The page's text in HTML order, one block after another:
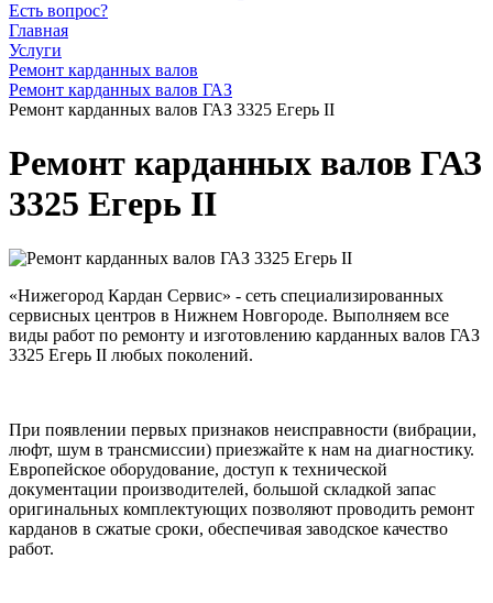
Есть вопрос?
Главная
Услуги
Ремонт карданных валов
Ремонт карданных валов ГАЗ
Ремонт карданных валов ГАЗ 3325 Егерь II
Ремонт карданных валов ГАЗ
3325 Егерь II
«Нижегород Кардан Сервис» - сеть специализированных
сервисных центров в Нижнем Новгороде. Выполняем все
виды работ по ремонту и изготовлению карданных валов ГАЗ
3325 Егерь II любых поколений.
При появлении первых признаков неисправности (вибрации,
люфт, шум в трансмиссии) приезжайте к нам на диагностику.
Европейское оборудование, доступ к технической
документации производителей, большой складкой запас
оригинальных комплектующих позволяют проводить ремонт
карданов в сжатые сроки, обеспечивая заводское качество
работ.